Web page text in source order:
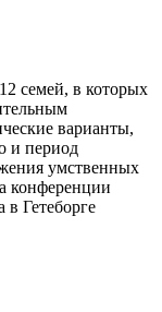
семей, в которых
варианты,
и период
умственных
конференции
в Гетеборге